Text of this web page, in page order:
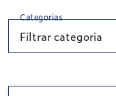
Categorias